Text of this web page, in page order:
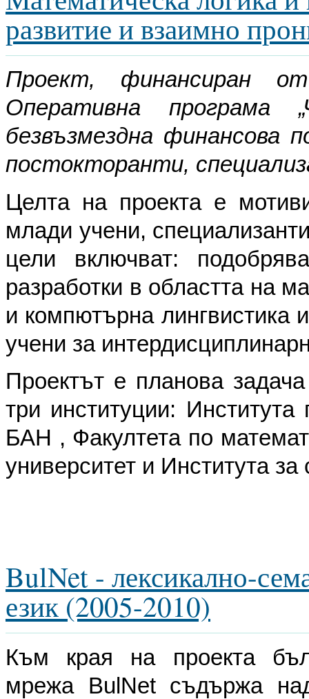
развитие и взаимно
Проект, финансиран
Оперативна програма
безвъзмездна финансова
постокторанти,
Целта на проекта е
млади учени,
цели включват:
разработки в областта на
и компютърна лингвистика
учени за
Проектът е планова
три институции:
БАН , Факултета по
университет и Института за
BulNet - лексикално-
език (2005-2010)
Към края на проекта
мрежа BulNet съдържа